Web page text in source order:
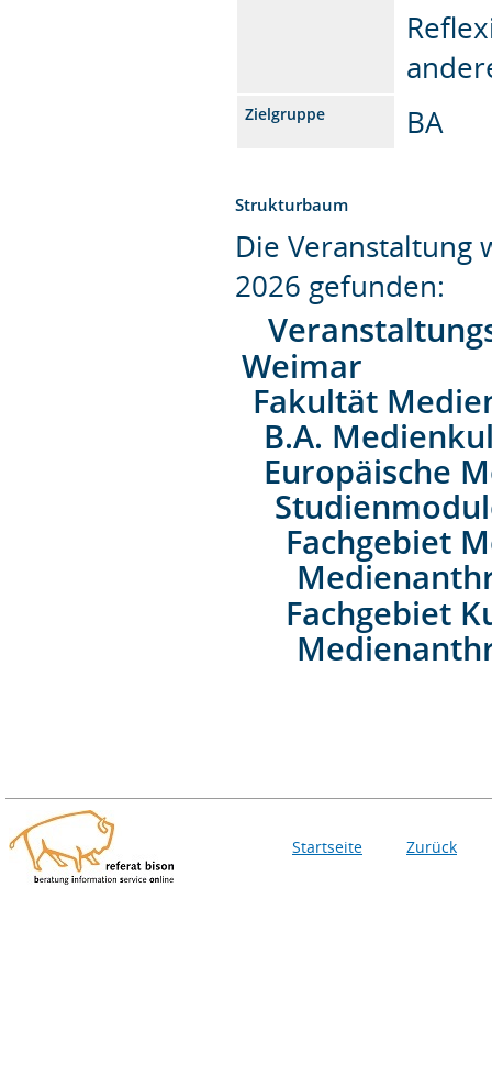
Zielgruppe BA
Strukturbaum
Die Veranstaltung
2026 gefunden:
Weimar
Fakultät
B.A.
Europäische
Fachgebiet
Fachgebiet
Startseite Zurück